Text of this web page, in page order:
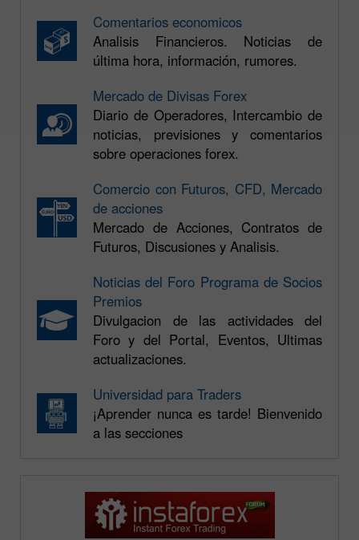
Comentarios economicos
Analisis Financieros. Noticias de
última hora, información, rumores.
Mercado de Divisas Forex
Diario de Operadores, Intercambio de
noticias, previsiones y comentarios
sobre operaciones forex.
Comercio con Futuros, CFD, Mercado
de acciones
Mercado de Acciones, Contratos de
Futuros, Discusiones y Analisis.
Noticias del Foro Programa de Socios
Premios
Divulgacion de las actividades del
Foro y del Portal, Eventos, Ultimas
actualizaciones.
Universidad para Traders
¡Aprender nunca es tarde! Bienvenido
a las secciones